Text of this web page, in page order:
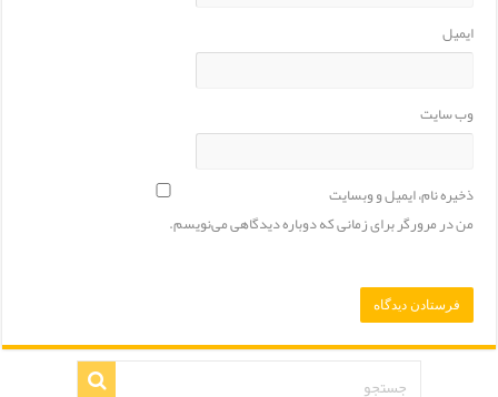
ایمیل
وب‌ سایت
ذخیره نام، ایمیل و وبسایت
من در مرورگر برای زمانی که دوباره دیدگاهی می‌نویسم.